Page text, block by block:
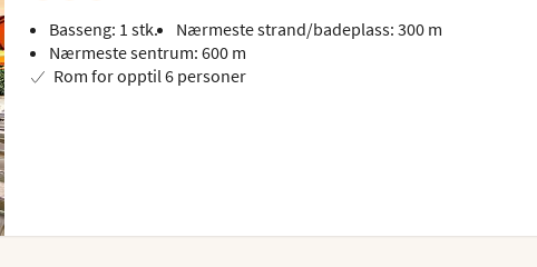
Basseng: 1 stk.
Nærmeste strand/badeplass: 300 m
Nærmeste sentrum: 600 m
Rom for opptil 6 personer